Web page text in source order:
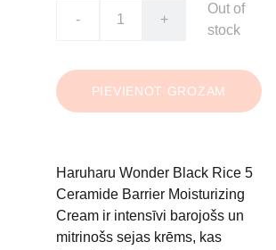
- +
Out of
stock
PIEVIENOT GROZAM
Haruharu Wonder Black Rice 5
Ceramide Barrier Moisturizing
Cream ir intensīvi barojošs un
mitrinošs sejas krēms, kas